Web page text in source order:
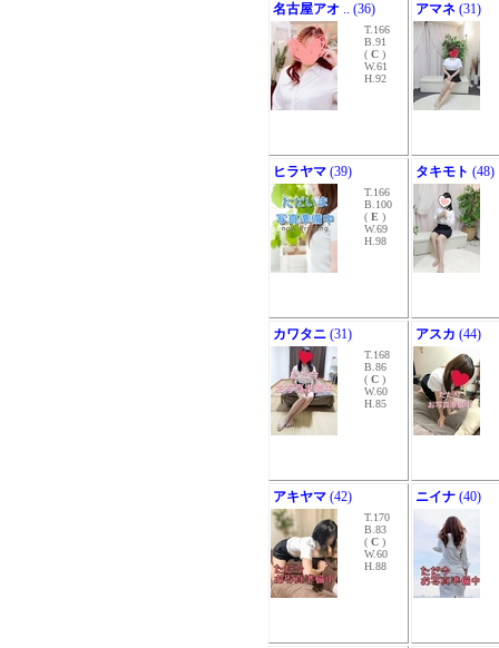
名古屋アオ .. (36)
T.166
B.91
( C )
W.61
H.92
アマネ (31)
ヒラヤマ (39)
T.166
B.100
( E )
W.69
H.98
タキモト (48)
カワタニ (31)
T.168
B.86
( C )
W.60
H.85
アスカ (44)
アキヤマ (42)
T.170
B.83
( C )
W.60
H.88
ニイナ (40)